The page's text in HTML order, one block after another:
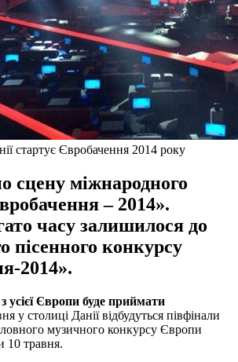
стартує Євробачення 2014 року
сцену міжнародного
– 2014».
часу залишилося до
пісенного конкурсу
2014».
усієї Європи буде приймати
у столиці Данії відбудуться півфінали
музичного конкурсу Європи
10 травня.